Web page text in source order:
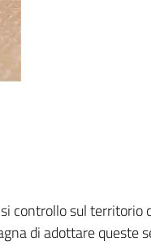
controllo sul territorio
di adottare queste